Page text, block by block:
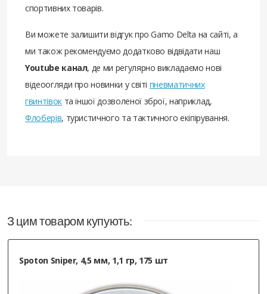
спортивних товарів.
Ви можете залишити відгук про Gamo Delta на сайті, а
ми також рекомендуємо додатково відвідати наш
Youtube канал, де ми регулярно викладаємо нові
відеоогляди про новинки у світі пневматичних
гвинтівокта іншої дозволеної зброї, наприклад,
Флоберів, туристичного та тактичного екіпірування.
З цим товаром купують:
Spoton Sniper, 4,5 мм, 1,1 гр, 175 шт